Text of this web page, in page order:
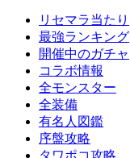
リセマラ当たり
最強ランキング
開催中のガチャ
コラボ情報
全モンスター
全装備
有名人図鑑
序盤攻略
タワポコ攻略